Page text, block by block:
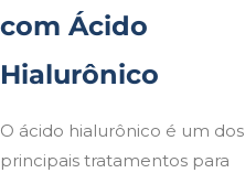
com Ácido
Hialurônico
O ácido hialurônico é um dos
principais tratamentos para